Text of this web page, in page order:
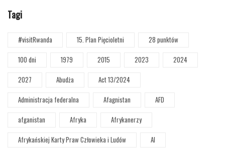
Tagi
#visitRwanda 15. Plan Pięcioletni
28 punktów
100 dni
1979 2015 2023
2024
2027
Abudża
Act 13/2024
Administracja federalna
Afagnistan
AFD
afganistan
Afryka
Afrykanerzy
Afrykańskiej Karty Praw Człowieka i Ludów
AI